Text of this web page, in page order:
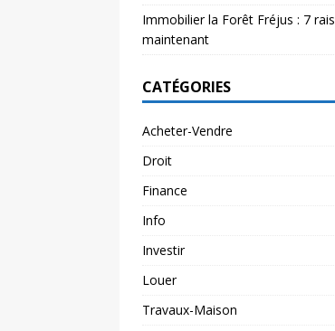
Immobilier la Forêt Fréjus : 7
maintenant
CATÉGORIES
Acheter-Vendre
Droit
Finance
Info
Investir
Louer
Travaux-Maison